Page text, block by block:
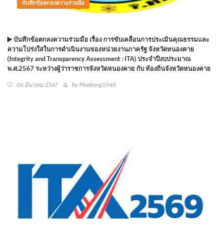
บันทึกข้อตกลงความร่วมมือ
บันทึกข้อตกลงความร่วมมือ เรื่อง การขับเคลื่อนการประเมินคุณธรรมและ
ความโปร่งใสในการดำเนินงานของหน่วยงานภาครัฐ จังหวัดหนองคาย
(Integrity and Transparency Assessment : ITA) ประจำปีงบประมาณ
พ.ศ.2567 ระหว่างผู้ว่าราชการจังหวัดหนองคาย กับ ท้องถิ่นจังหวัดหนองคาย
06 มีนาคม 2567 by Phathong1940